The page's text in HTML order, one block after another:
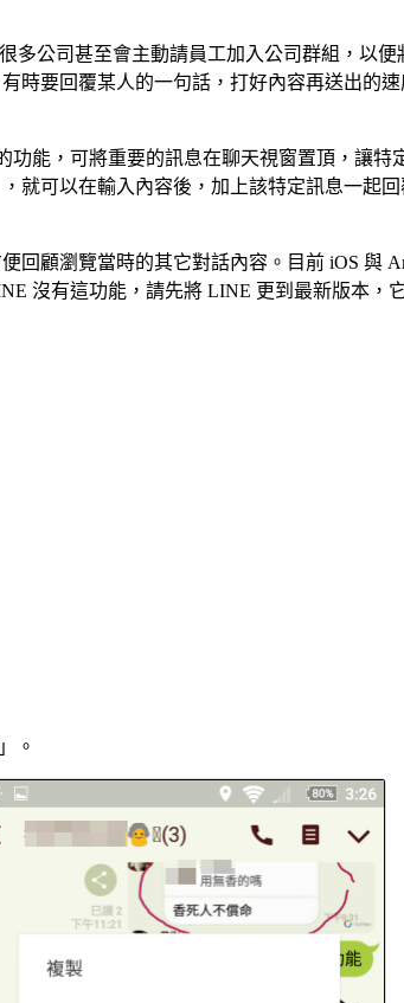
多公司甚至會主動請員工加入公司群組，以便
時要回覆某人的一句話，打好內容再送出的
功能，可將重要的訊息在聊天視窗置頂，讓
就可以在輸入內容後，加上該特定訊息一起
回顧瀏覽當時的其它對話內容。目前 iOS 與
沒有這功能，請先將 LINE 更到最新版本，
。